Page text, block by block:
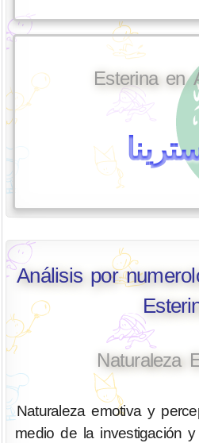
Esterina en
Análisis por
Naturaleza
Naturaleza emotiva y
medio de la investigación